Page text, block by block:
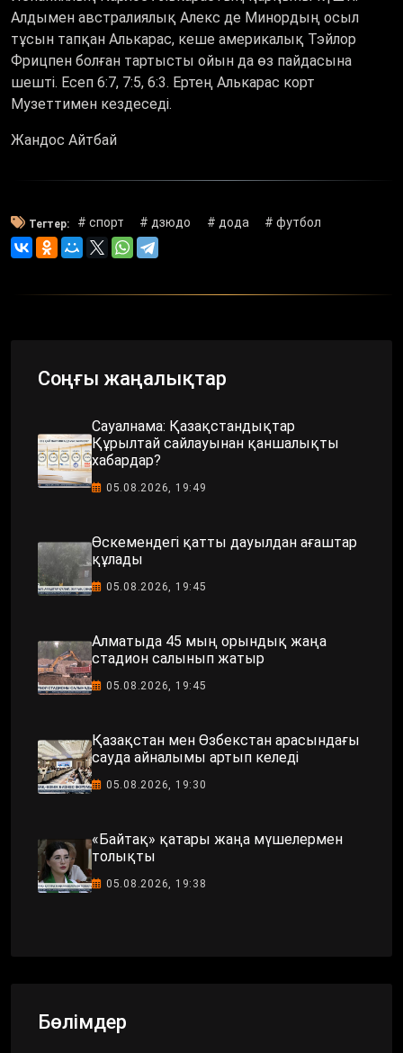
Алдымен австралиялық Алекс де Минордың осыл
тұсын тапқан Алькарас, кеше америкалық Тэйлор
Фрицпен болған тартысты ойын да өз пайдасына
шешті. Есеп 6:7, 7:5, 6:3. Ертең Алькарас корт
Музеттимен кездеседі.
Жандос Айтбай
Тегтер: # спорт # дзюдо # дода # футбол
Соңғы жаңалықтар
Сауалнама: Қазақстандықтар
Құрылтай сайлауынан қаншалықты
хабардар?
05.08.2026, 19:49
Өскемендегі қатты дауылдан ағаштар
құлады
05.08.2026, 19:45
Алматыда 45 мың орындық жаңа
стадион салынып жатыр
05.08.2026, 19:45
Қазақстан мен Өзбекстан арасындағы
сауда айналымы артып келеді
05.08.2026, 19:30
«Байтақ» қатары жаңа мүшелермен
толықты
05.08.2026, 19:38
Бөлімдер